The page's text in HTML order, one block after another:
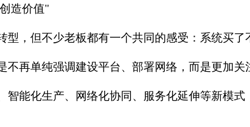
造价值"
，但不少老板都有一个共同的感受：系统买
再单纯强调建设平台、部署网络，而是更加关
智能化生产、网络化协同、服务化延伸等新模